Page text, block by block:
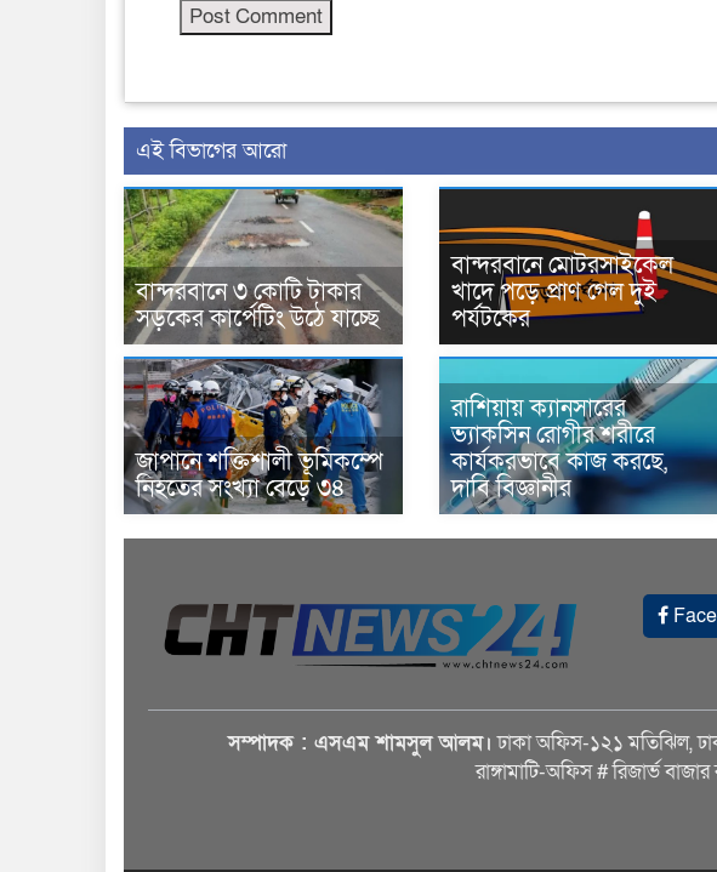
এই বিভাগের আরো
বান্দরবানে ৩ কোটি টাকার
সড়কের কার্পেটিং উঠে যাচ্ছে
বান্দরবানে মোটরসাইকেল
খাদে পড়ে প্রাণ গেল দুই
পর্যটকের
জাপানে শক্তিশালী ভূমিকম্পে
নিহতের সংখ্যা বেড়ে ৩৪
রাশিয়ায় ক্যানসারের
ভ্যাকসিন রোগীর শরীরে
কার্যকরভাবে কাজ করছে,
দাবি বিজ্ঞানীর
সম্পাদক : এসএম শামসুল আলম। ঢাকা অফিস-১২১ মতিঝিল,
রাঙ্গামাটি-অফিস # রিজার্ভ বাজার